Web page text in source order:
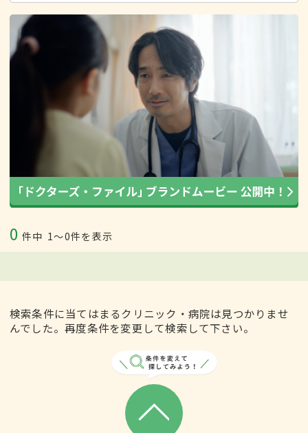
0 件中 1〜0件を表示
検索条件に当てはまるクリニック・病院は見つかりませ
んでした。再度条件を変更して検索して下さい。